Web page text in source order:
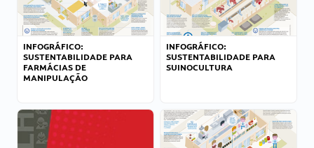
INFOGRÁFICO:
SUSTENTABILIDADE PARA
FARMÁCIAS DE
MANIPULAÇÃO
INFOGRÁFICO:
SUSTENTABILIDADE PARA
SUINOCULTURA